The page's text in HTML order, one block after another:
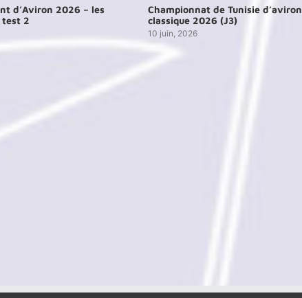
d’Aviron 2026 – les
test 2
Championnat de Tunisie d’aviron
classique 2026 (J3)
10 juin, 2026